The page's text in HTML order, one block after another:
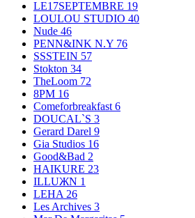
LE17SEPTEMBRE 19
LOULOU STUDIO 40
Nude 46
PENN&INK N.Y 76
SSSTEIN 57
Stokton 34
TheLoom 72
8PM 16
Comeforbreakfast 6
DOUCAL`S 3
Gerard Darel 9
Gia Studios 16
Good&Bad 2
HAIKURE 23
ILLUЖN 1
LEHA 26
Les Archives 3